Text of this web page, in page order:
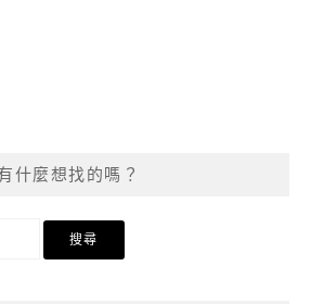
什麼想找的嗎？